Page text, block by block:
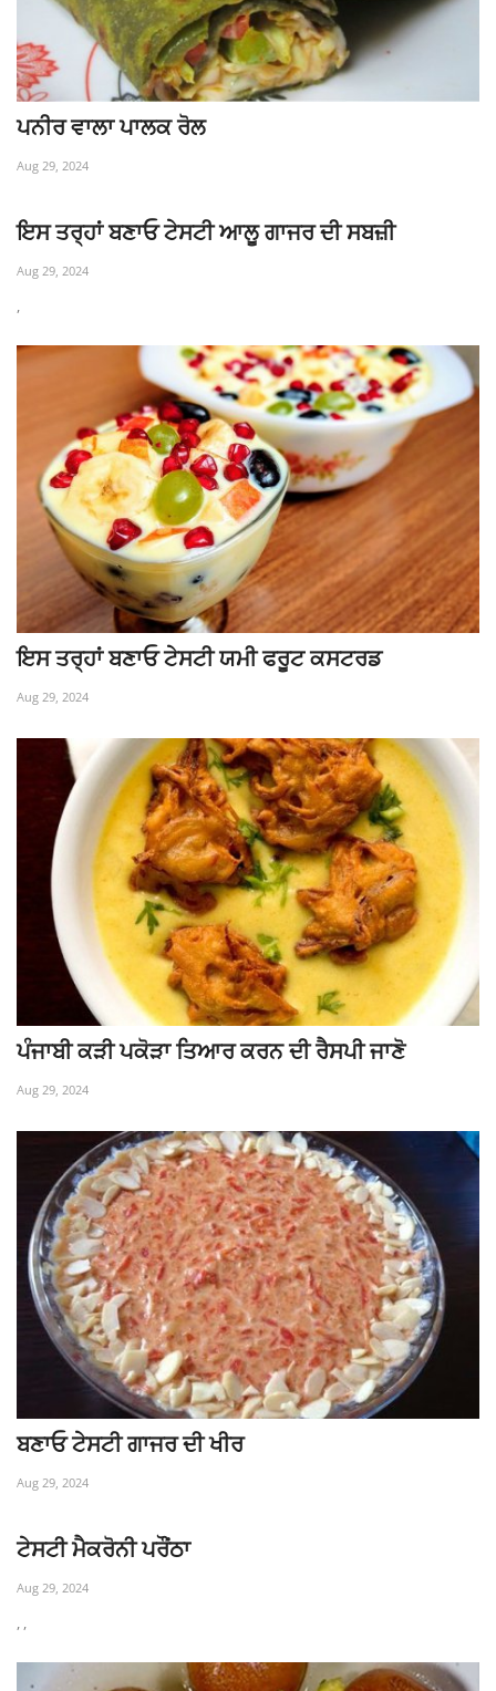
ਪਨੀਰ ਵਾਲਾ ਪਾਲਕ ਰੋਲ
Aug 29, 2024
ਇਸ ਤਰ੍ਹਾਂ ਬਣਾਓ ਟੇਸਟੀ ਆਲੂ ਗਾਜਰ ਦੀ ਸਬਜ਼ੀ
Aug 29, 2024
,
ਇਸ ਤਰ੍ਹਾਂ ਬਣਾਓ ਟੇਸਟੀ ਯਮੀ ਫਰੂਟ ਕਸਟਰਡ
Aug 29, 2024
ਪੰਜਾਬੀ ਕੜੀ ਪਕੋੜਾ ਤਿਆਰ ਕਰਨ ਦੀ ਰੈਸਪੀ ਜਾਣੋ
Aug 29, 2024
ਬਣਾਓ ਟੇਸਟੀ ਗਾਜਰ ਦੀ ਖੀਰ
Aug 29, 2024
ਟੇਸਟੀ ਮੈਕਰੋਨੀ ਪਰੌਂਠਾ
Aug 29, 2024
, ,